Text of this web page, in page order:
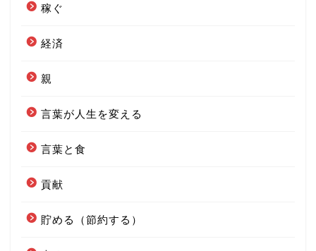
稼ぐ
経済
親
言葉が人生を変える
言葉と食
貢献
貯める（節約する）